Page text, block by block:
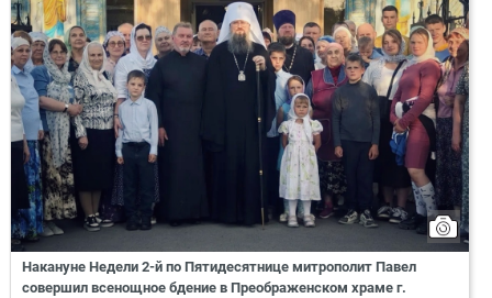
Накануне Недели 2-й по Пятидесятнице митрополит Павел
совершил всенощное бдение в Преображенском храме г.